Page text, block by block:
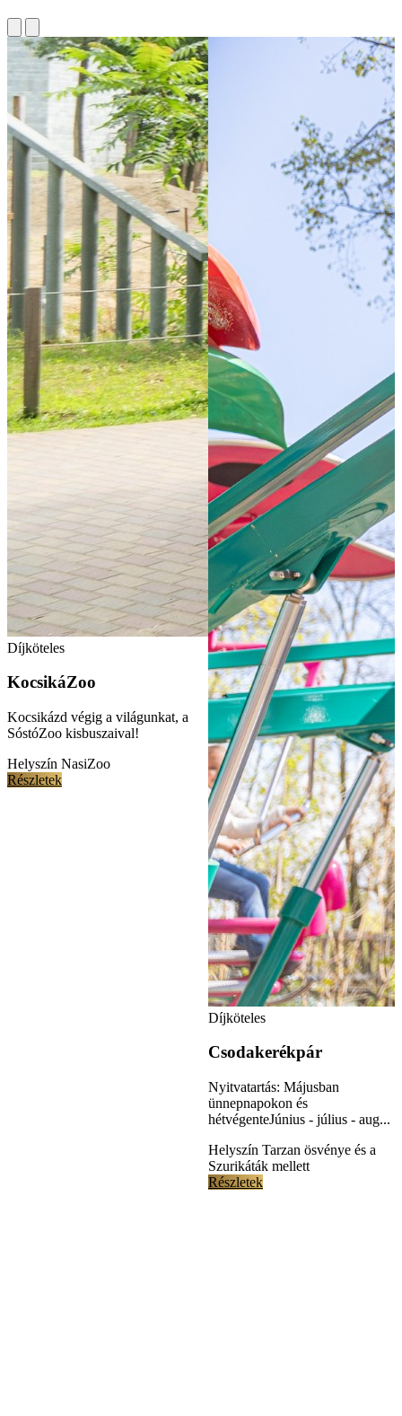
Díjköteles
KocsikáZoo
Kocsikázd végig a világunkat, a
SóstóZoo kisbuszaival!
Helyszín NasiZoo
Részletek
Díjköteles
Csodakerékpár
Nyitvatartás: Májusban
ünnepnapokon és
hétvégenteJúnius - július - aug...
Helyszín Tarzan ösvénye és a
Szurikáták mellett
Részletek